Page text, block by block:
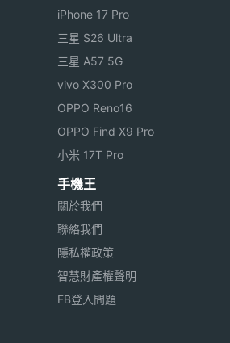
現完美簡報，內建 USB 接上
及 VDD200 外接光碟機，隨時隨
影像，獨家 Docking 基座配置
、麥克風以及喇叭輸出完
。ViewSonic ViewPad 10Pro 讓
家用所有功能，滿足工作與生
10Pro 功能特色
多點觸控螢幕、1024 x 600 螢
iPhone 17 Pro
三星 S26 Ultra
三星 A57 5G
vivo X300 Pro
OPPO Reno16
OPPO Find X9 Pro
小米 17T Pro
手機王
關於我們
聯絡我們
隱私權政策
智慧財產權聲明
FB登入問題